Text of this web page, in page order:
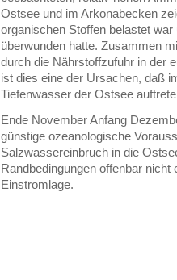
Ostsee und im Arkonabecken
organischen Stoffen belastet
überwunden hatte. Zusammen
durch die Nährstoffzufuhr in der
ist dies eine der Ursachen, daß
Tiefenwasser der Ostsee
Ende November Anfang
günstige ozeanologische
Salzwassereinbruch in die
Randbedingungen offenbar
Einstromlage.